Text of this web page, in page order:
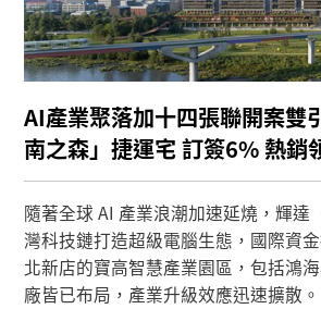
AI產業聚落加十四張聯開案
南之森」捷運宅 訂簽6% 熱銷
隨著全球 AI 產業浪潮加速延燒，輝達
灣科技鏈打造超級電腦生態，國際資
北新店的寶高智慧產業園區，包括鴻
廠皆已布局，產業升級效應迅速擴散。